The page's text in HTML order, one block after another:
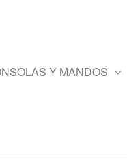
Y MANDOS